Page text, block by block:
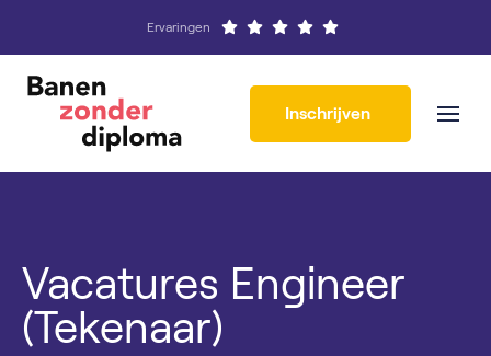
Ervaringen
Inschrijven
Vacatures Engineer
(Tekenaar)